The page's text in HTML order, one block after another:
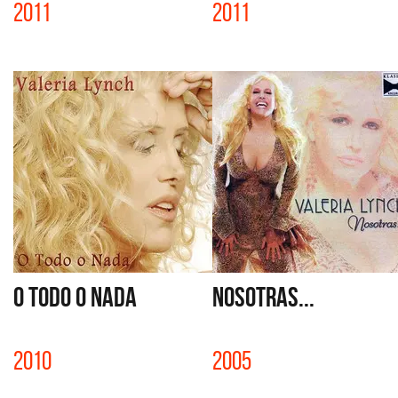
2011 2011
O TODO O NADA
2010
NOSOTRAS...
2005